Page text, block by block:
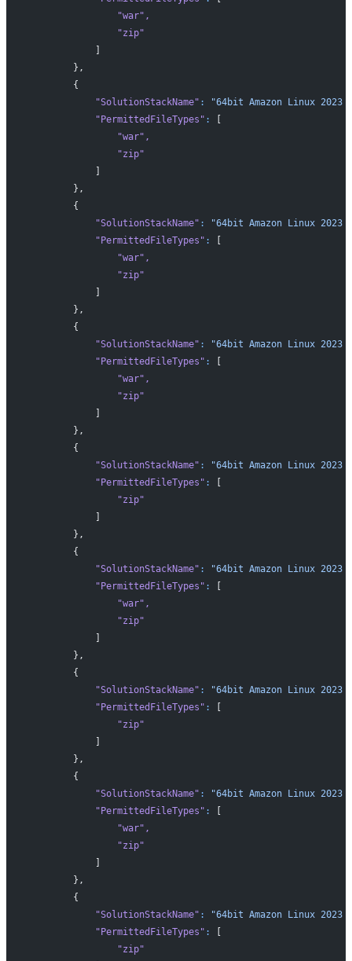
                "war"
,
                "zip"
            ]
        },
        {
            "SolutionStackName"
:
"64bit Amazon Linux
            "PermittedFileTypes"
:
[
                "war"
,
                "zip"
            ]
        },
        {
            "SolutionStackName"
:
"64bit Amazon Linux
            "PermittedFileTypes"
:
[
                "war"
,
                "zip"
            ]
        },
        {
            "SolutionStackName"
:
"64bit Amazon Linux
            "PermittedFileTypes"
:
[
                "war"
,
                "zip"
            ]
        },
        {
            "SolutionStackName"
:
"64bit Amazon Linux
            "PermittedFileTypes"
:
[
                "zip"
            ]
        },
        {
            "SolutionStackName"
:
"64bit Amazon Linux
            "PermittedFileTypes"
:
[
                "war"
,
                "zip"
            ]
        },
        {
            "SolutionStackName"
:
"64bit Amazon Linux
            "PermittedFileTypes"
:
[
                "zip"
            ]
        },
        {
            "SolutionStackName"
:
"64bit Amazon Linux
            "PermittedFileTypes"
:
[
                "war"
,
                "zip"
            ]
        },
        {
            "SolutionStackName"
:
"64bit Amazon Linux
            "PermittedFileTypes"
:
[
                "zip"